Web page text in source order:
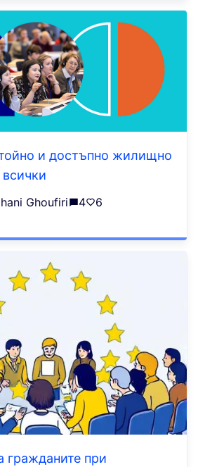
и достъпно жилищно
всички
Ghoufiri 4 6
гражданите при